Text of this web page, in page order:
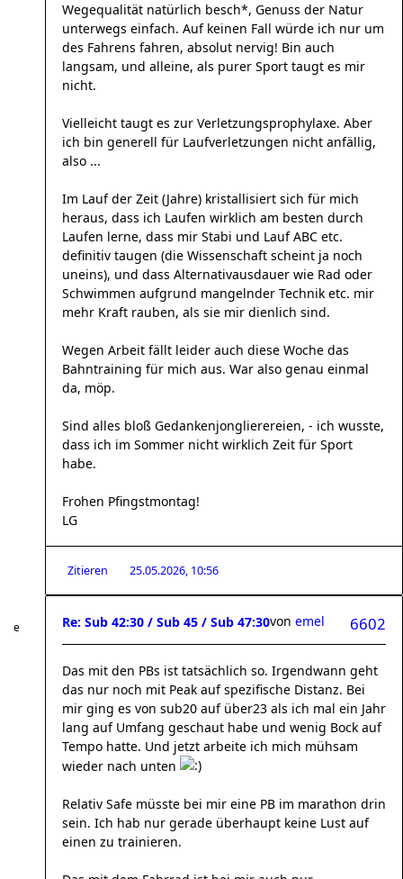
Wegequalität natürlich besch*, Genuss der Natur
unterwegs einfach. Auf keinen Fall würde ich nur um
des Fahrens fahren, absolut nervig! Bin auch
langsam, und alleine, als purer Sport taugt es mir
nicht.
Vielleicht taugt es zur Verletzungsprophylaxe. Aber
ich bin generell für Laufverletzungen nicht anfällig,
also ...
Im Lauf der Zeit (Jahre) kristallisiert sich für mich
heraus, dass ich Laufen wirklich am besten durch
Laufen lerne, dass mir Stabi und Lauf ABC etc.
definitiv taugen (die Wissenschaft scheint ja noch
uneins), und dass Alternativausdauer wie Rad oder
Schwimmen aufgrund mangelnder Technik etc. mir
mehr Kraft rauben, als sie mir dienlich sind.
Wegen Arbeit fällt leider auch diese Woche das
Bahntraining für mich aus. War also genau einmal
da, möp.
Sind alles bloß Gedankenjonglierereien, - ich wusste,
dass ich im Sommer nicht wirklich Zeit für Sport
habe.
Frohen Pfingstmontag!
LG
Zitieren 25.05.2026, 10:56
Re: Sub 42:30 / Sub 45 / Sub 47:30 6602
von emel
Das mit den PBs ist tatsächlich so. Irgendwann geht
das nur noch mit Peak auf spezifische Distanz. Bei
mir ging es von sub20 auf über23 als ich mal ein Jahr
lang auf Umfang geschaut habe und wenig Bock auf
Tempo hatte. Und jetzt arbeite ich mich mühsam
wieder nach unten
Relativ Safe müsste bei mir eine PB im marathon drin
sein. Ich hab nur gerade überhaupt keine Lust auf
einen zu trainieren.